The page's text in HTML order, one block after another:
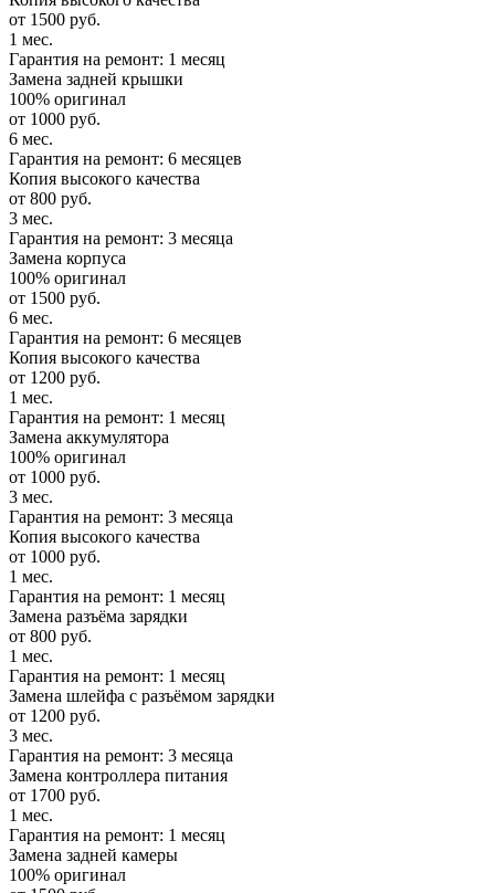
от 1500 руб.
1 мес.
Гарантия на ремонт: 1 месяц
Замена задней крышки
100% оригинал
от 1000 руб.
6 мес.
Гарантия на ремонт: 6 месяцев
Копия высокого качества
от 800 руб.
3 мес.
Гарантия на ремонт: 3 месяца
Замена корпуса
100% оригинал
от 1500 руб.
6 мес.
Гарантия на ремонт: 6 месяцев
Копия высокого качества
от 1200 руб.
1 мес.
Гарантия на ремонт: 1 месяц
Замена аккумулятора
100% оригинал
от 1000 руб.
3 мес.
Гарантия на ремонт: 3 месяца
Копия высокого качества
от 1000 руб.
1 мес.
Гарантия на ремонт: 1 месяц
Замена разъёма зарядки
от 800 руб.
1 мес.
Гарантия на ремонт: 1 месяц
Замена шлейфа с разъёмом зарядки
от 1200 руб.
3 мес.
Гарантия на ремонт: 3 месяца
Замена контроллера питания
от 1700 руб.
1 мес.
Гарантия на ремонт: 1 месяц
Замена задней камеры
100% оригинал